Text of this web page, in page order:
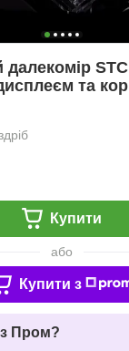
далекомір
та
Купити
або
Купити з
Пром?